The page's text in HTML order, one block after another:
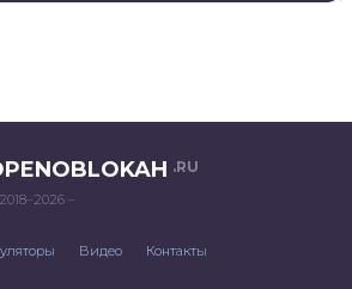
.RU
–
Видео Контакты